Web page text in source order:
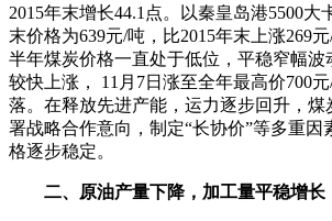
2015年末增长44.1点。以秦皇岛港5500大
末价格为639元/吨，比2015年末上涨269
半年煤炭价格一直处于低位，平稳窄幅波
较快上涨， 11月7日涨至全年最高价700
落。在释放先进产能，运力逐步回升，煤
署战略合作意向，制定“长协价”等多重因
格逐步稳定。
二、原油产量下降，加工量平稳增长